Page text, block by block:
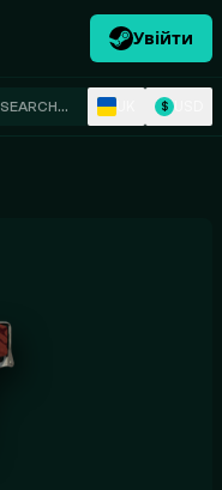
Увійти
SEARCH… $